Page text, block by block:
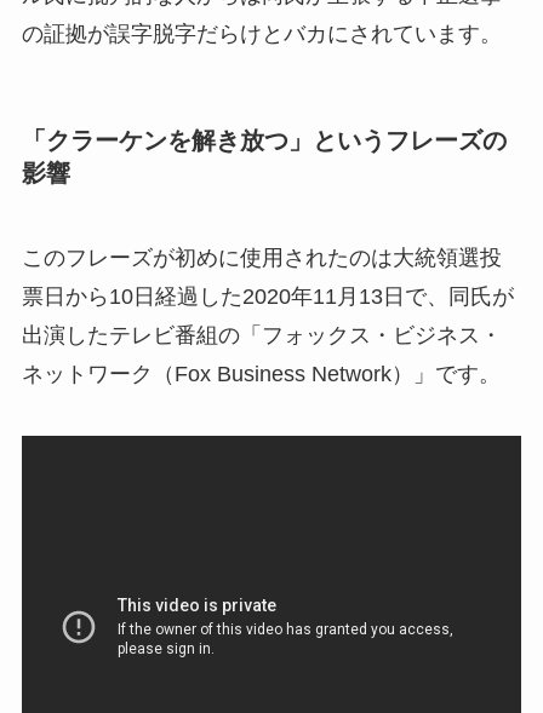
の証拠が誤字脱字だらけとバカにされています。
「クラーケンを解き放つ」というフレーズの
影響
このフレーズが初めに使用されたのは大統領選投
票日から10日経過した2020年11月13日で、同氏が
出演したテレビ番組の「フォックス・ビジネス・
ネットワーク（Fox Business Network）」です。